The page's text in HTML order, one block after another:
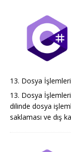
13. Dosya
13. Dosya
dilinde dosya
saklaması ve dış